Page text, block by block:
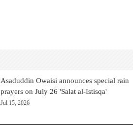
Asaduddin Owaisi announces special rain
prayers on July 26 'Salat al-Istisqa'
Jul 15, 2026